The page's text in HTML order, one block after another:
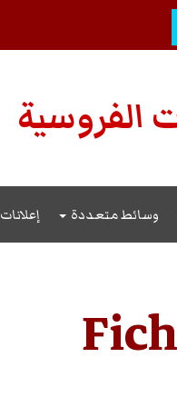
الفروسية
وسائط متعددة إعلانات